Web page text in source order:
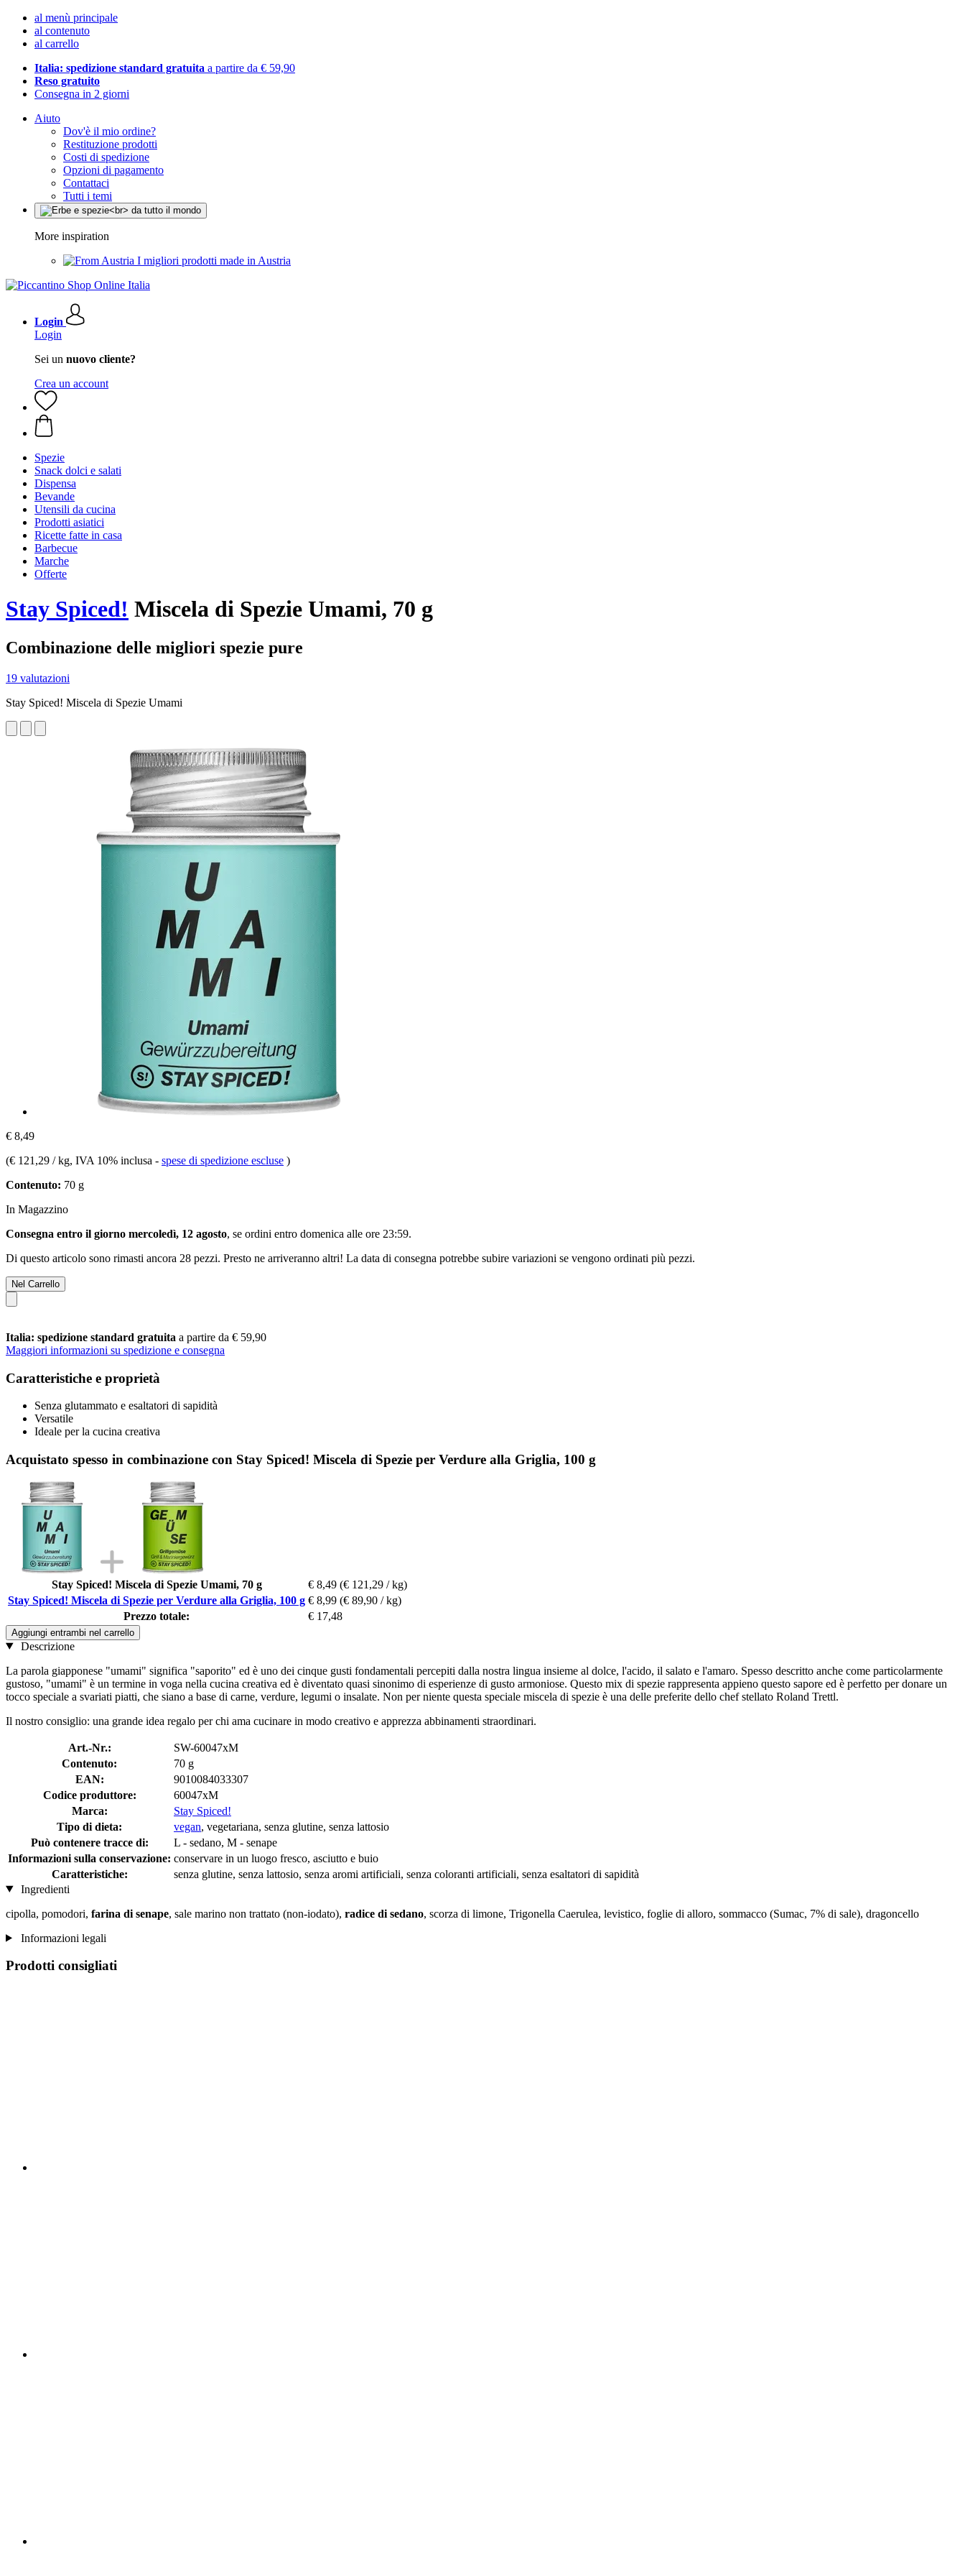
al menù principale
al contenuto
al carrello
Italia: spedizione standard gratuita a partire da € 59,90
Reso gratuito
Consegna in 2 giorni
Aiuto
Dov'è il mio ordine?
Restituzione prodotti
Costi di spedizione
Opzioni di pagamento
Contattaci
Tutti i temi
More inspiration
I migliori prodotti made in Austria
Login
Login
Sei un nuovo cliente?
Crea un account
Spezie
Snack dolci e salati
Dispensa
Bevande
Utensili da cucina
Prodotti asiatici
Ricette fatte in casa
Barbecue
Marche
Offerte
Stay Spiced! Miscela di Spezie Umami, 70 g
Combinazione delle migliori spezie pure
19 valutazioni
Stay Spiced! Miscela di Spezie Umami
€ 8,49
(€ 121,29 / kg, IVA 10% inclusa - spese di spedizione escluse )
Contenuto: 70 g
In Magazzino
Consegna entro il giorno mercoledì, 12 agosto, se ordini entro domenica alle ore 23:59.
Di questo articolo sono rimasti ancora 28 pezzi. Presto ne arriveranno altri! La data di consegna potrebbe subire variazioni se vengono ordinati più pezzi.
Nel Carrello
Italia: spedizione standard gratuita a partire da € 59,90
Maggiori informazioni su spedizione e consegna
Caratteristiche e proprietà
Senza glutammato e esaltatori di sapidità
Versatile
Ideale per la cucina creativa
Acquistato spesso in combinazione con Stay Spiced! Miscela di Spezie per Verdure alla Griglia, 100 g
Stay Spiced! Miscela di Spezie Umami, 70 g € 8,49 (€ 121,29 / kg)
Stay Spiced! Miscela di Spezie per Verdure alla Griglia, 100 g € 8,99 (€ 89,90 / kg)
Prezzo totale:
€ 17,48
Aggiungi entrambi nel carrello
Descrizione
La parola giapponese "umami" significa "saporito" ed è uno dei cinque gusti fondamentali percepiti dalla nostra lingua insieme al dolce, l'acido, il salato e l'amaro. Spesso descritto anche come particolarmente
gustoso, "umami" è un termine in voga nella cucina creativa ed è diventato quasi sinonimo di esperienze di gusto armoniose. Questo mix di spezie rappresenta appieno questo sapore ed è perfetto per donare un
tocco speciale a svariati piatti, che siano a base di carne, verdure, legumi o insalate. Non per niente questa speciale miscela di spezie è una delle preferite dello chef stellato Roland Trettl.
Il nostro consiglio: una grande idea regalo per chi ama cucinare in modo creativo e apprezza abbinamenti straordinari.
Art.-Nr.:
SW-60047xM
Contenuto:
70 g
EAN:
9010084033307
Codice produttore:
60047xM
Marca:
Stay Spiced!
Tipo di dieta:
vegan, vegetariana, senza glutine, senza lattosio
Può contenere tracce di:
L - sedano, M - senape
Informazioni sulla conservazione: conservare in un luogo fresco, asciutto e buio
Caratteristiche:
senza glutine, senza lattosio, senza aromi artificiali, senza coloranti artificiali, senza esaltatori di sapidità
Ingredienti
cipolla, pomodori, farina di senape, sale marino non trattato (non-iodato), radice di sedano, scorza di limone, Trigonella Caerulea, levistico, foglie di alloro, sommacco (Sumac, 7% di sale), dragoncello
Informazioni legali
Prodotti consigliati